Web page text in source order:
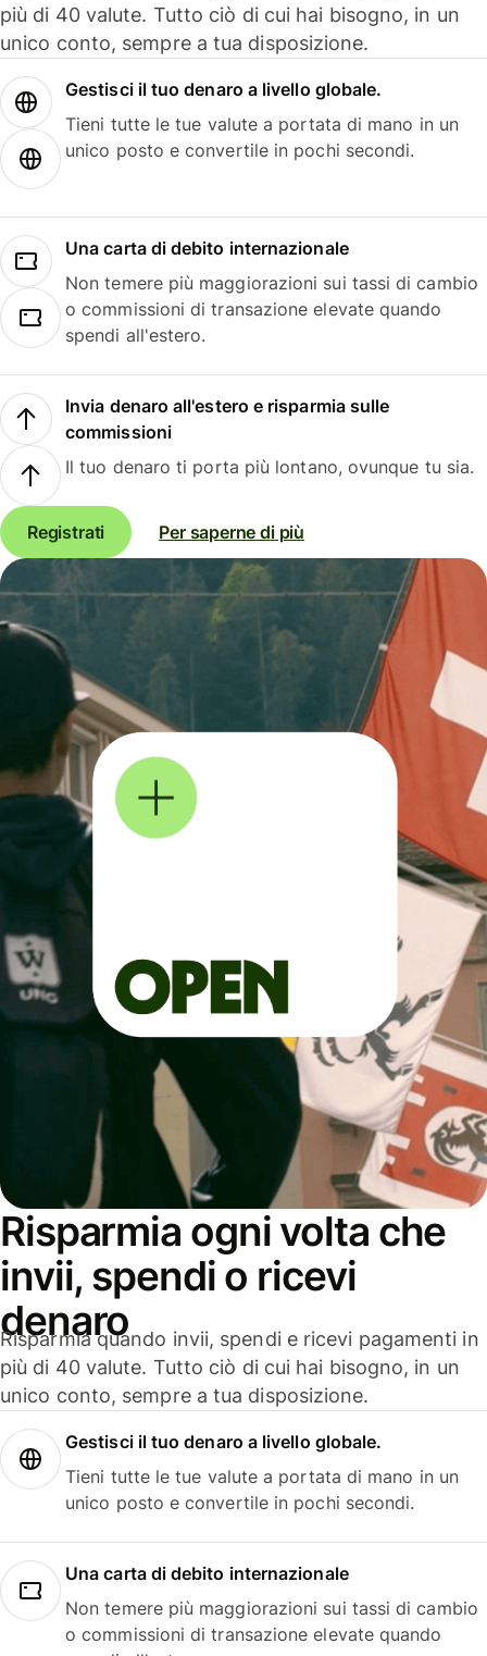
più di 40 valute. Tutto ciò di cui hai bisogno, in un
unico conto, sempre a tua disposizione.
Gestisci il tuo denaro a livello globale.
Tieni tutte le tue valute a portata di mano in un
unico posto e convertile in pochi secondi.
Una carta di debito internazionale
Non temere più maggiorazioni sui tassi di cambio
o commissioni di transazione elevate quando
spendi all'estero.
Invia denaro all'estero e risparmia sulle
commissioni
Il tuo denaro ti porta più lontano, ovunque tu sia.
Registrati Per saperne di più
Risparmia ogni volta che
invii, spendi o ricevi
denaro
Risparmia quando invii, spendi e ricevi pagamenti in
più di 40 valute. Tutto ciò di cui hai bisogno, in un
unico conto, sempre a tua disposizione.
Gestisci il tuo denaro a livello globale.
Tieni tutte le tue valute a portata di mano in un
unico posto e convertile in pochi secondi.
Una carta di debito internazionale
Non temere più maggiorazioni sui tassi di cambio
o commissioni di transazione elevate quando